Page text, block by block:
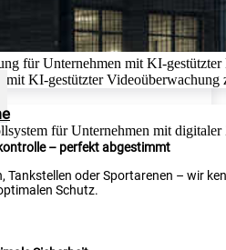
– perfekt abgestimmt
oder Sportarenen – wir
Schutz.